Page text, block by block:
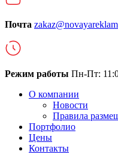
Почта
Режим работы Пн-Пт:
О компании
Новости
Правила
Портфолио
Цены
Контакты